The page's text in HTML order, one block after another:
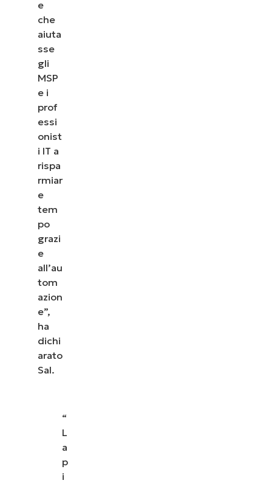
e
che
aiuta
sse
gli
MSP
e i
prof
essi
onist
i IT a
rispa
rmiar
e
tem
po
grazi
e
all’au
tom
azion
e”,
ha
dichi
arato
Sal.
“
L
a
p
i